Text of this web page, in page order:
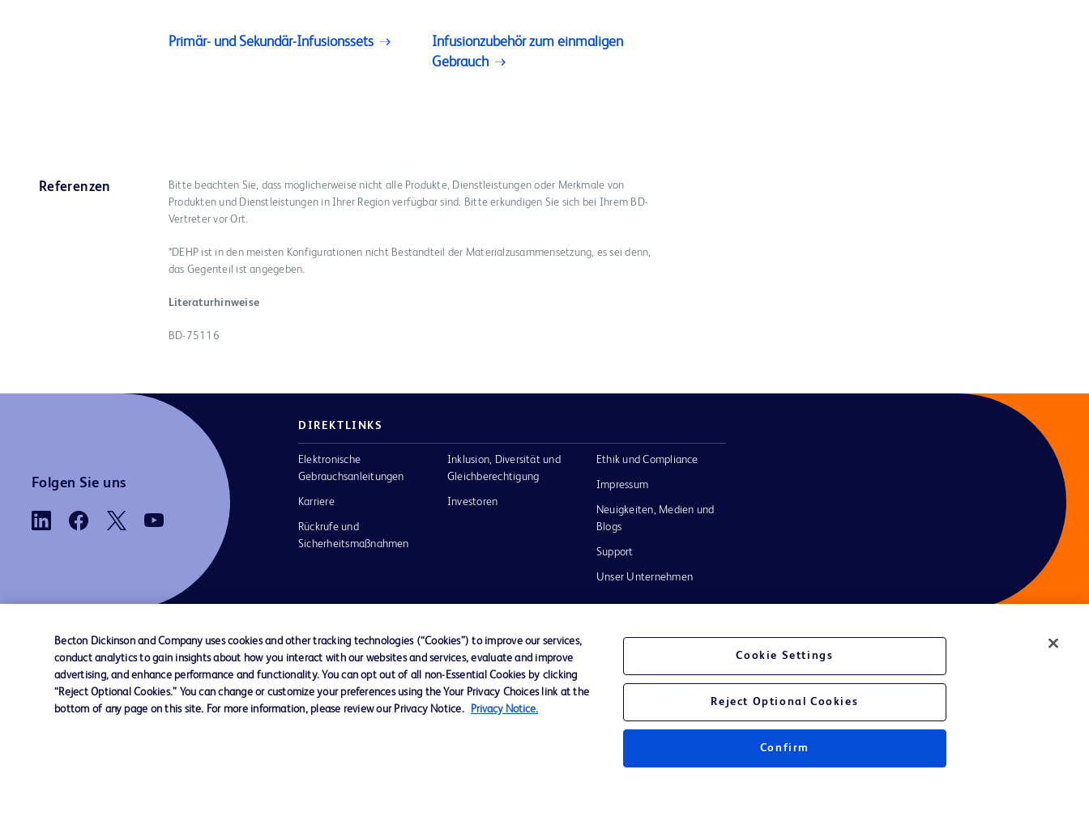
Primär- und Sekundär-Infusionssets
Infusionzubehör zum einmaligen
Gebrauch
Referenzen
Bitte beachten Sie, dass möglicherweise nicht alle Produkte, Dienstleistungen oder Merkmale von
Produkten und Dienstleistungen in Ihrer Region verfügbar sind. Bitte erkundigen Sie sich bei Ihrem BD-
Vertreter vor Ort.
*DEHP ist in den meisten Konfigurationen nicht Bestandteil der Materialzusammensetzung, es sei denn,
das Gegenteil ist angegeben.
Literaturhinweise
BD-75116
Folgen Sie uns
DIREKTLINKS
Elektronische
Gebrauchsanleitungen
Karriere
Rückrufe und
Sicherheitsmaßnahmen
Inklusion, Diversität und
Gleichberechtigung
Investoren
Ethik und Compliance
Impressum
Neuigkeiten, Medien und
Blogs
Support
Unser Unternehmen
AGB Kontaktieren Sie uns Cookie-Einstellungen Datenschutz Nutzungsbedingungen
Becton Dickinson and Company uses cookies and other tracking technologies (“Cookies”) to improve our services,
conduct analytics to gain insights about how you interact with our websites and services, evaluate and improve
advertising, and enhance performance and functionality. You can opt out of all non-Essential Cookies by clicking
“Reject Optional Cookies.” You can change or customize your preferences using the Your Privacy Choices link at the
bottom of any page on this site. For more information, please review our Privacy Notice.
Privacy Notice.
Cookie Settings
Reject Optional Cookies
Confirm